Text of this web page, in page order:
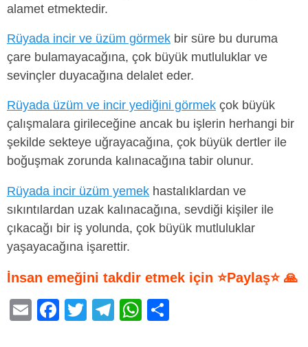
alamet etmektedir.
Rüyada incir ve üzüm görmek bir süre bu duruma
çare bulamayacağına, çok büyük mutluluklar ve
sevinçler duyacağına delalet eder.
Rüyada üzüm ve incir yediğini görmek çok büyük
çalışmalara girileceğine ancak bu işlerin herhangi bir
şekilde sekteye uğrayacağına, çok büyük dertler ile
boğuşmak zorunda kalınacağına tabir olunur.
Rüyada incir üzüm yemek hastalıklardan ve
sıkıntılardan uzak kalınacağına, sevdiği kişiler ile
çıkacağı bir iş yolunda, çok büyük mutluluklar
yaşayacağına işarettir.
İnsan emeğini takdir etmek için ⭐Paylaş⭐ 🙏
E
F
T
T
W